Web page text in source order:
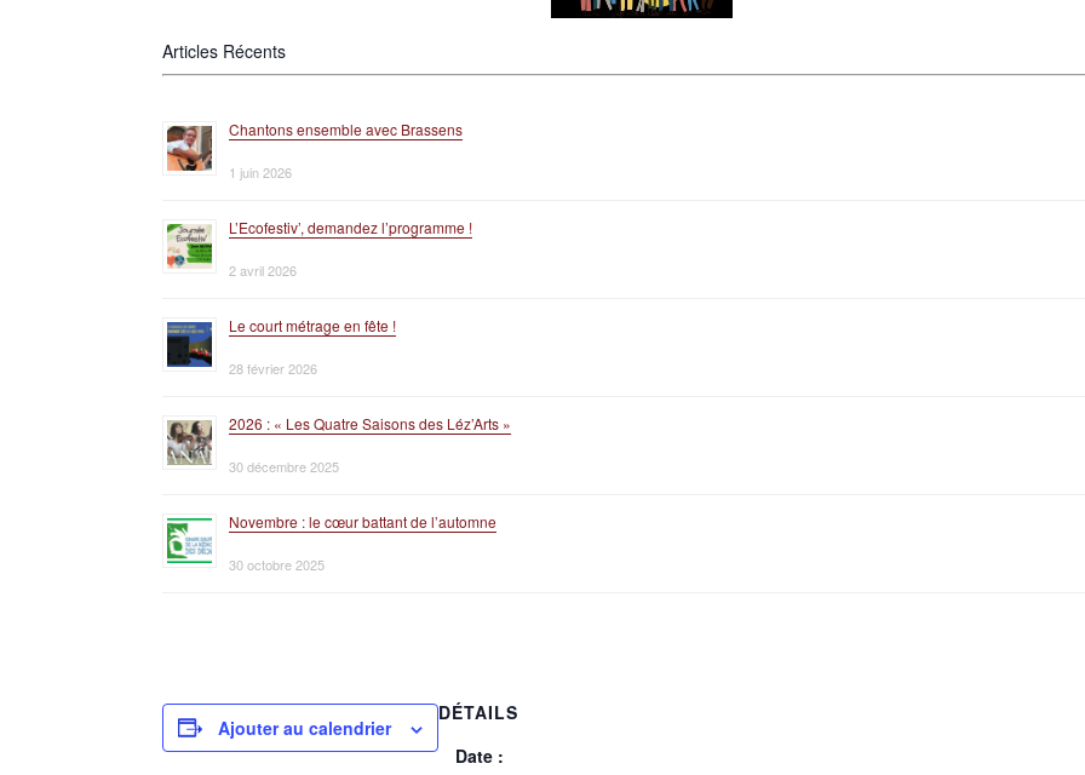
Articles Récents
Chantons ensemble avec Brassens
1 juin 2026
L’Ecofestiv’, demandez l’programme !
2 avril 2026
Le court métrage en fête !
28 février 2026
2026 : « Les Quatre Saisons des Léz’Arts »
30 décembre 2025
Novembre : le cœur battant de l’automne
30 octobre 2025
Ajouter au calendrier
DÉTAILS
Date :